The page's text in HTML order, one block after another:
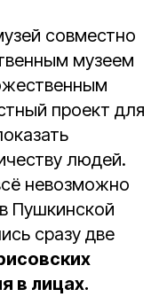
совместно
музеем
проект для
людей.
невозможно
в Пушкинской
сразу две
в лицах.